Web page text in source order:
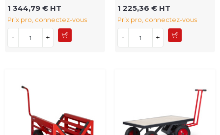
1 344,79 € HT
Prix pro, connectez-vous
- +
1 225,36 € HT
Prix pro, connectez-vous
- +